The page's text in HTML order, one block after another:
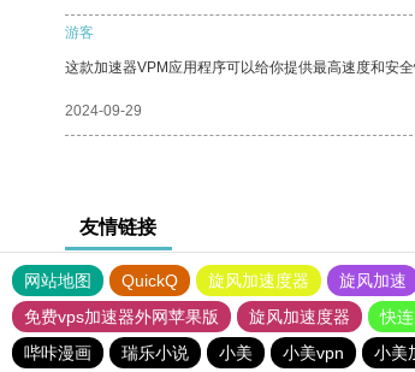
游客
这款加速器VPM应用程序可以给你提供最高速度和安
2024-09-29
友情链接
网站地图 QuickQ 旋风加速度器 旋风加速
免费vps加速器外网苹果版
旋风加速度器 快
哔咔漫画
瑞乐小说 小美 小美vpn 小美